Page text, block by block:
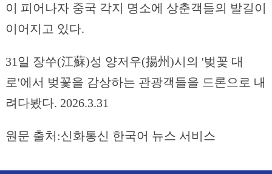
이 피어나자 중국 각지 명소에 상춘객들의 발길이
이어지고 있다.
31일 장쑤(江蘇)성 양저우(揚州)시의 '벚꽃 대
로'에서 벚꽃을 감상하는 관광객들을 드론으로 내
려다봤다. 2026.3.31
원문 출처:신화통신 한국어 뉴스 서비스